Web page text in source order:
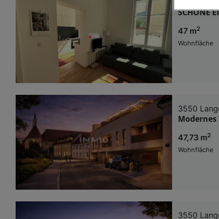
SCHÖNE
47 m2
Wohnfläche
3550
47,73 m2
Wohnfläche
3550
Wir und